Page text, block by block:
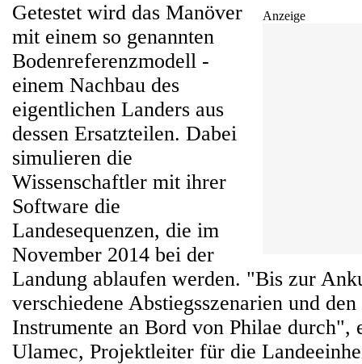
Anzeige
Getestet wird das Manöver
mit einem so genannten
Bodenreferenzmodell -
einem Nachbau des
eigentlichen Landers aus
dessen Ersatzteilen. Dabei
simulieren die
Wissenschaftler mit ihrer
Software die
Landesequenzen, die im
November 2014 bei der
Landung ablaufen werden. "Bis zur
verschiedene Abstiegsszenarien und
Instrumente an Bord von Philae durch",
Ulamec, Projektleiter für die